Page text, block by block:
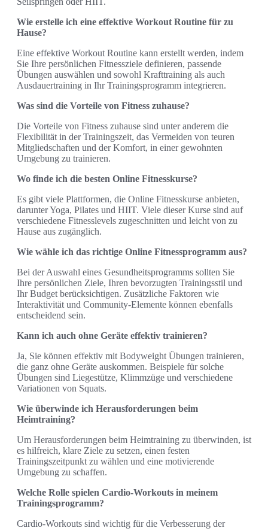
Wie erstelle ich eine effektive Workout Routine für zu
Hause?
Eine effektive Workout Routine kann erstellt werden, indem
Sie Ihre persönlichen Fitnessziele definieren, passende
Übungen auswählen und sowohl Krafttraining als auch
Ausdauertraining in Ihr Trainingsprogramm integrieren.
Was sind die Vorteile von Fitness zuhause?
Die Vorteile von Fitness zuhause sind unter anderem die
Flexibilität in der Trainingszeit, das Vermeiden von teuren
Mitgliedschaften und der Komfort, in einer gewohnten
Umgebung zu trainieren.
Wo finde ich die besten Online Fitnesskurse?
Es gibt viele Plattformen, die Online Fitnesskurse anbieten,
darunter Yoga, Pilates und HIIT. Viele dieser Kurse sind auf
verschiedene Fitnesslevels zugeschnitten und leicht von zu
Hause aus zugänglich.
Wie wähle ich das richtige Online Fitnessprogramm aus?
Bei der Auswahl eines Gesundheitsprogramms sollten Sie
Ihre persönlichen Ziele, Ihren bevorzugten Trainingsstil und
Ihr Budget berücksichtigen. Zusätzliche Faktoren wie
Interaktivität und Community-Elemente können ebenfalls
entscheidend sein.
Kann ich auch ohne Geräte effektiv trainieren?
Ja, Sie können effektiv mit Bodyweight Übungen trainieren,
die ganz ohne Geräte auskommen. Beispiele für solche
Übungen sind Liegestütze, Klimmzüge und verschiedene
Variationen von Squats.
Wie überwinde ich Herausforderungen beim
Heimtraining?
Um Herausforderungen beim Heimtraining zu überwinden, ist
es hilfreich, klare Ziele zu setzen, einen festen
Trainingszeitpunkt zu wählen und eine motivierende
Umgebung zu schaffen.
Welche Rolle spielen Cardio-Workouts in meinem
Trainingsprogramm?
Cardio-Workouts sind wichtig für die Verbesserung der